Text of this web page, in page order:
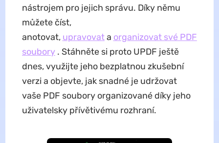
nástrojem pro jejich správu. Díky němu
můžete číst,
anotovat, upravovata organizovat své PDF
soubory. Stáhněte si proto UPDF ještě
dnes, využijte jeho bezplatnou zkušební
verzi a objevte, jak snadné je udržovat
vaše PDF soubory organizované díky jeho
uživatelsky přívětivému rozhraní.